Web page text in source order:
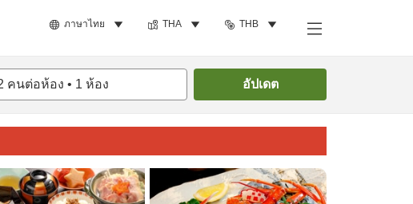
ภาษาไทย THA THB
คนต่อห้อง • 1 ห้อง อัปเดต
ค้นหาห้องพัก